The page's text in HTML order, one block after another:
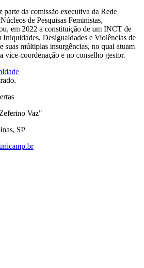
parte da comissão executiva da Rede
de Pesquisas Feministas,
em 2022 a constituição de um INCT de
Iniquidades, Desigualdades e Violências de
suas múltiplas insurgências, no qual atuam
vice-coordenação e no conselho gestor.
Vaz"
SP